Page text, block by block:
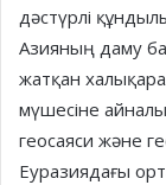
дәстүрлі
Азияның даму
жатқан
мүшесіне
геосаяси және
Еуразиядағы